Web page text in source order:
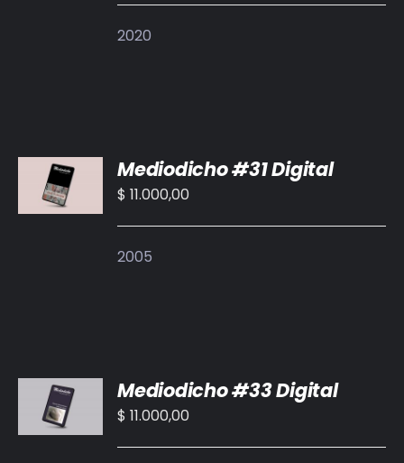
2020
AL
CARRITO
/
Mediodicho #31 Digital
$ 11.000,00
2005
AL
CARRITO
/
Mediodicho #33 Digital
$ 11.000,00